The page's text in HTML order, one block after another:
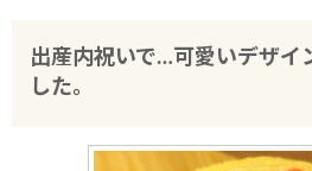
出産内祝いで…可愛いデザイ
した。